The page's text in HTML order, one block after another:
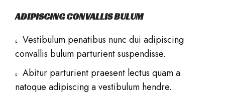
ADIPISCING CONVALLIS BULUM
Vestibulum penatibus nunc dui adipiscing
convallis bulum parturient suspendisse.
Abitur parturient praesent lectus quam a
natoque adipiscing a vestibulum hendre.